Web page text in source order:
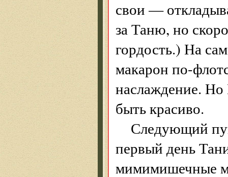
свои —
за Таню, но
гордость.) На
макарон по-
наслаждение.
быть красиво.
Следующий
первый день
мимимишечные